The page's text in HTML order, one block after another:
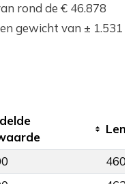
rond de € 46.878
gewicht van ± 1.531
460